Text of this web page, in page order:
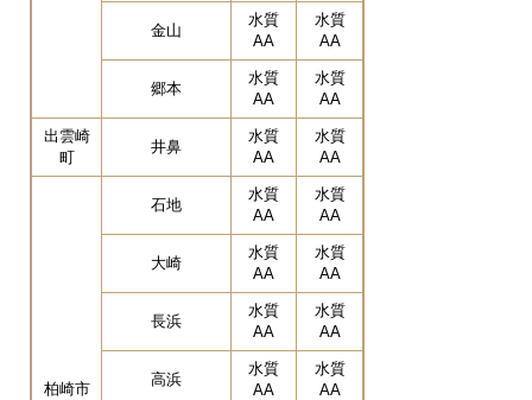
金山
水質
AA
水質
AA
郷本
水質
AA
水質
AA
出雲崎
町
井鼻
水質
AA
水質
AA
柏崎市
石地
水質
AA
水質
AA
大崎
水質
AA
水質
AA
長浜
水質
AA
水質
AA
高浜
水質
AA
水質
AA